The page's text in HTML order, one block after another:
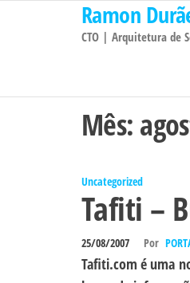
Ramon
CTO | Arquitetura de
Mês:
Uncategorized
Tafiti –
25/08/2007 Por
Tafiti.com é uma